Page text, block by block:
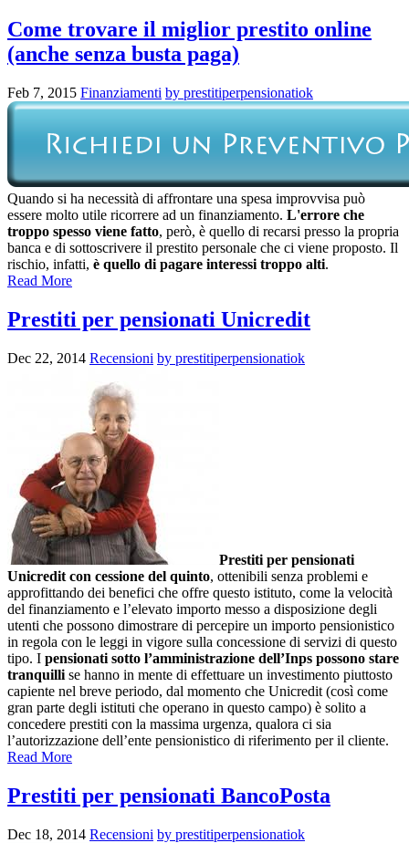
Come trovare il miglior prestito online
(anche senza busta paga)
Feb 7, 2015 Finanziamenti by prestitiperpensionatiok
Quando si ha necessità di affrontare una spesa improvvisa può
essere molto utile ricorrere ad un finanziamento. L'errore che
troppo spesso viene fatto, però, è quello di recarsi presso la propria
banca e di sottoscrivere il prestito personale che ci viene proposto. Il
rischio, infatti, è quello di pagare interessi troppo alti.
Read More
Prestiti per pensionati Unicredit
Dec 22, 2014 Recensioni by prestitiperpensionatiok
Prestiti per pensionati
Unicredit con cessione del quinto, ottenibili senza problemi e
approfittando dei benefici che offre questo istituto, come la velocità
del finanziamento e l’elevato importo messo a disposizione degli
utenti che possono dimostrare di percepire un importo pensionistico
in regola con le leggi in vigore sulla concessione di servizi di questo
tipo. I pensionati sotto l’amministrazione dell’Inps possono stare
tranquilli se hanno in mente di effettuare un investimento piuttosto
capiente nel breve periodo, dal momento che Unicredit (così come
gran parte degli istituti che operano in questo campo) è solito a
concedere prestiti con la massima urgenza, qualora ci sia
l’autorizzazione dell’ente pensionistico di riferimento per il cliente.
Read More
Prestiti per pensionati BancoPosta
Dec 18, 2014 Recensioni by prestitiperpensionatiok